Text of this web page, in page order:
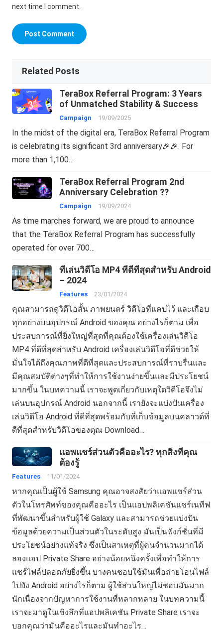
next time I comment.
Related Posts
TeraBox Referral Program: 3 Years
of Unmatched Stability & Success
Campaign 19/09/2025
In the midst of the digital era, TeraBox Referral Program
is celebrating its significant 3rd anniversary🎉🎉. For
more than 1,100…
TeraBox Referral Program 2nd
Anniversary Celebration ??
Campaign 19/09/2024
As time marches forward, we are proud to announce
that the TeraBox Referral Program has successfully
operated for over 700…
ที่เล่นวิดีโอ MP4 ที่ดีที่สุดสำหรับ Android
– 2024
Features 23/01/2024
คุณสามารถดูวิดีโอสั้น ภาพยนตร์ วิดีโอที่แคปไว้ และเกือบ
ทุกอย่างบนอุปกรณ์ Android ของคุณ อย่างไรก็ตาม เพื่อ
ประสบการณ์ที่ยิ่งใหญ่ที่สุดที่คุณต้องใช้เครื่องเล่นวิดีโอ
MP4 ที่ดีที่สุดสำหรับ Android เครื่องเล่นวิดีโอที่ดีช่วยให้
มั่นใจได้ถึงคุณภาพที่ดีที่สุดและประสบการณ์ที่ราบรื่นและ
มีคุณสมบัติต่างๆที่ทำให้การใช้งานง่ายขึ้นและมีประโยชน์
มากขึ้น ในบทความนี้ เราจะพูดเกี่ยวกับเหตุใดวิดีโอจึงไม่
เล่นบนอุปกรณ์ Android นอกจากนี้ เรายังจะแบ่งปันเครื่อง
เล่นวิดีโอ Android ที่ดีที่สุดพร้อมกับที่เก็บข้อมูลบนคลาวด์ที่
ดีที่สุดสำหรับวิดีโอของตุณ Download…
แอพแชร์ส่วนตัวคืออะไร? ทุกสิ่งที่คุณ
ต้องรู้
Features 11/01/2024
หากคุณเป็นผู้ใช้ Samsung คุณอาจสงสัยว่าแอพแชร์ส่วน
ตัวในโทรศัพท์ของคุณคืออะไร เป็นแอปพลิเคชันแชร์เนทีฟ
ที่พัฒนาขึ้นสำหรับผู้ใช้ Galaxy และสามารถช่วยแบ่งปัน
ข้อมูลด้วยความเป็นส่วนตัวในระดับสูง มันเป็นฟังก์ชั่นที่มี
ประโยชน์อย่างแท้จริง ซึ่งเป็นสาเหตุที่ผู้คนจำนวนมากได้
ลองแอป Private Share อย่างน้อยหนึ่งครั้งเพื่อทำให้การ
แชร์ไฟล์ปลอดภัยยิ่งขึ้น บางคนชอบใช้มันเพื่อถ่ายโอนไฟล์
ไปยัง Android อย่างไรก็ตาม ผู้ใช้ส่วนใหญ่ไม่ชอบมันมาก
นักเนื่องจากปัญหาการใช้งานที่หลากหลาย ในบทความนี้
เราจะมาดูในเชิงลึกที่แอปพลิเคชัน Private Share เราจะ
บอกคุณว่ามันคืออะไรและมันทำอะไร…